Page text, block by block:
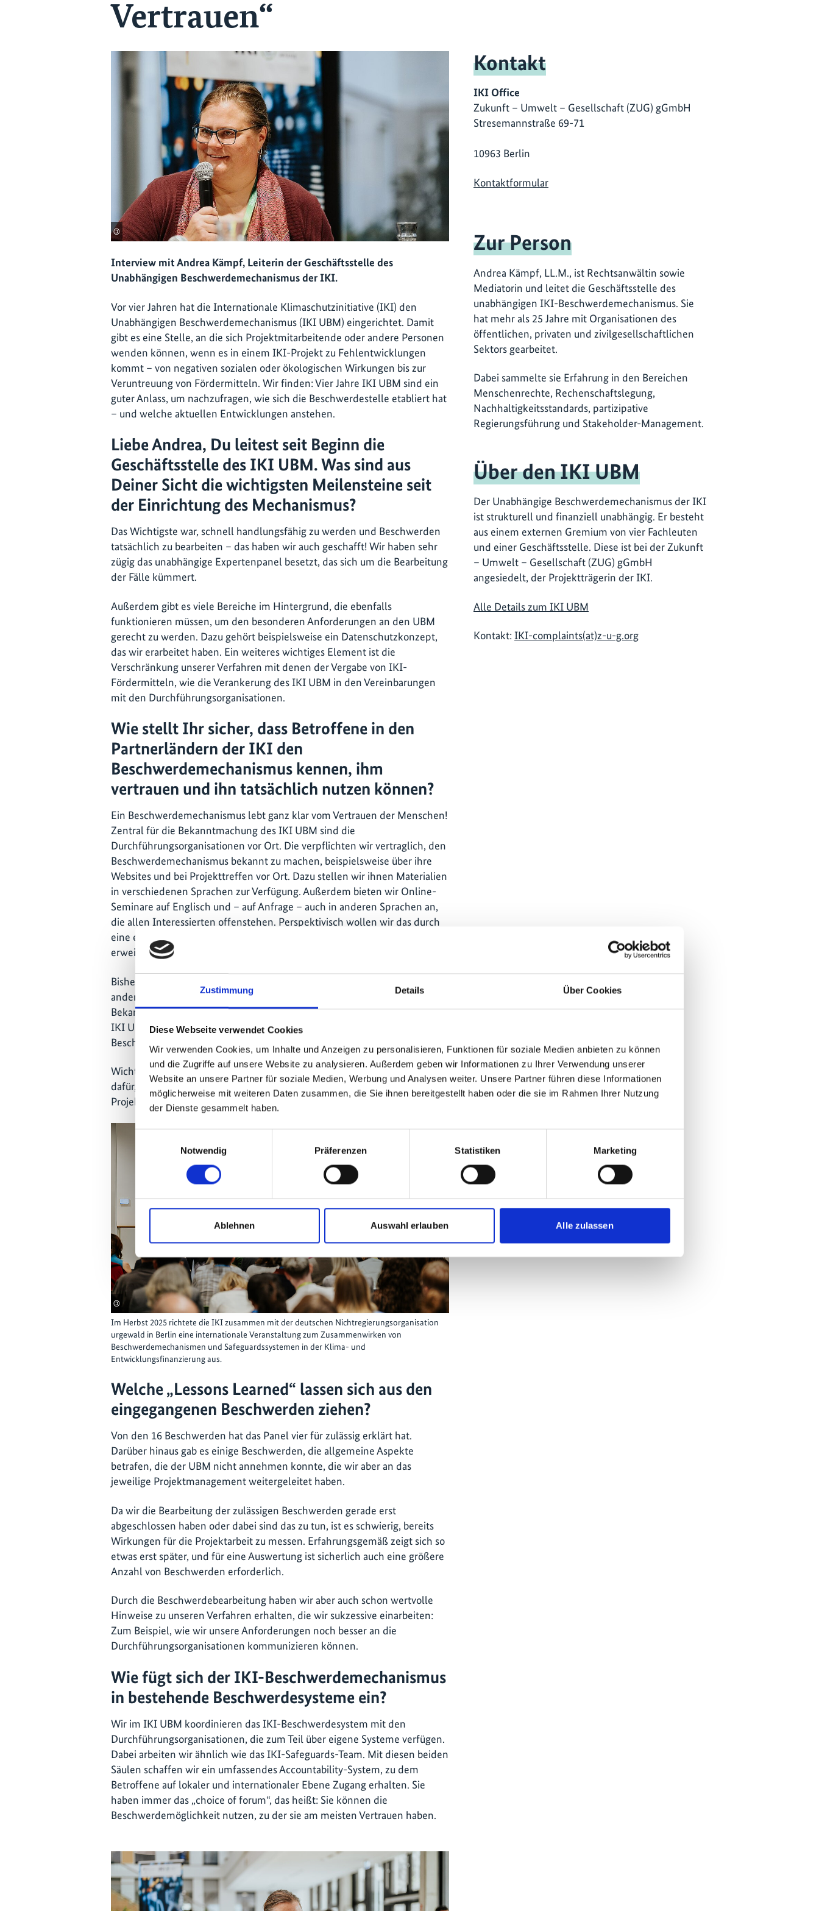
Zustimmung Details Über Cookies
Diese Webseite verwendet Cookies
Wir verwenden Cookies, um Inhalte und Anzeigen zu personalisieren, Funktionen für soziale Medien anbieten zu können
und die Zugriffe auf unsere Website zu analysieren. Außerdem geben wir Informationen zu Ihrer Verwendung unserer
Website an unsere Partner für soziale Medien, Werbung und Analysen weiter. Unsere Partner führen diese Informationen
möglicherweise mit weiteren Daten zusammen, die Sie ihnen bereitgestellt haben oder die sie im Rahmen Ihrer Nutzung
der Dienste gesammelt haben.
Notwendig
Präferenzen Statistiken Marketing
Ablehnen Auswahl erlauben Alle zulassen
Vertrauen“
©
Interview mit Andrea Kämpf, Leiterin der Geschäftsstelle des
Unabhängigen Beschwerdemechanismus der IKI.
Vor vier Jahren hat die Internationale Klimaschutzinitiative (IKI) den
Unabhängigen Beschwerdemechanismus (IKI UBM) eingerichtet. Damit
gibt es eine Stelle, an die sich Projektmitarbeitende oder andere Personen
wenden können, wenn es in einem IKI-Projekt zu Fehlentwicklungen
kommt – von negativen sozialen oder ökologischen Wirkungen bis zur
Veruntreuung von Fördermitteln. Wir finden: Vier Jahre IKI UBM sind ein
guter Anlass, um nachzufragen, wie sich die Beschwerdestelle etabliert hat
– und welche aktuellen Entwicklungen anstehen.
Liebe Andrea, Du leitest seit Beginn die
Geschäftsstelle des IKI UBM. Was sind aus
Deiner Sicht die wichtigsten Meilensteine seit
der Einrichtung des Mechanismus?
Das Wichtigste war, schnell handlungsfähig zu werden und Beschwerden
tatsächlich zu bearbeiten – das haben wir auch geschafft! Wir haben sehr
zügig das unabhängige Expertenpanel besetzt, das sich um die Bearbeitung
der Fälle kümmert.
Außerdem gibt es viele Bereiche im Hintergrund, die ebenfalls
funktionieren müssen, um den besonderen Anforderungen an den UBM
gerecht zu werden. Dazu gehört beispielsweise ein Datenschutzkonzept,
das wir erarbeitet haben. Ein weiteres wichtiges Element ist die
Verschränkung unserer Verfahren mit denen der Vergabe von IKI-
Fördermitteln, wie die Verankerung des IKI UBM in den Vereinbarungen
mit den Durchführungsorganisationen.
Wie stellt Ihr sicher, dass Betroffene in den
Partnerländern der IKI den
Beschwerdemechanismus kennen, ihm
vertrauen und ihn tatsächlich nutzen können?
Ein Beschwerdemechanismus lebt ganz klar vom Vertrauen der Menschen!
Zentral für die Bekanntmachung des IKI UBM sind die
Durchführungsorganisationen vor Ort. Die verpflichten wir vertraglich, den
Beschwerdemechanismus bekannt zu machen, beispielsweise über ihre
Websites und bei Projekttreffen vor Ort. Dazu stellen wir ihnen Materialien
in verschiedenen Sprachen zur Verfügung. Außerdem bieten wir Online-
Seminare auf Englisch und – auf Anfrage – auch in anderen Sprachen an,
die allen Interessierten offenstehen. Perspektivisch wollen wir das durch
eine eigene Öffentlichkeitsarbeit in den IKI-Schwerpunktländern
erweitern.
Bisher haben wir 16 Beschwerden erhalten. Das spricht, im Vergleich zu
anderen Beschwerdemechanismen, für einen ganz guten
Bekanntheitsgrad und eine gute Erreichbarkeit. Immerhin bearbeitet der
IKI UBM – nach einer einjährigen Aufbauphase – erst seit rund drei Jahren
Beschwerden.
Wichtig ist klar zu haben: Die Anzahl an Beschwerden ist keine Messgröße
dafür, dass etwas schiefläuft – sondern sie helfen allen Beteiligten, die
Projektarbeit zu verbessern.
©
Im Herbst 2025 richtete die IKI zusammen mit der deutschen Nichtregierungsorganisation
urgewald in Berlin eine internationale Veranstaltung zum Zusammenwirken von
Beschwerdemechanismen und Safeguardssystemen in der Klima- und
Entwicklungsfinanzierung aus.
Welche „Lessons Learned“ lassen sich aus den
eingegangenen Beschwerden ziehen?
Von den 16 Beschwerden hat das Panel vier für zulässig erklärt hat.
Darüber hinaus gab es einige Beschwerden, die allgemeine Aspekte
betrafen, die der UBM nicht annehmen konnte, die wir aber an das
jeweilige Projektmanagement weitergeleitet haben.
Da wir die Bearbeitung der zulässigen Beschwerden gerade erst
abgeschlossen haben oder dabei sind das zu tun, ist es schwierig, bereits
Wirkungen für die Projektarbeit zu messen. Erfahrungsgemäß zeigt sich so
etwas erst später, und für eine Auswertung ist sicherlich auch eine größere
Anzahl von Beschwerden erforderlich.
Durch die Beschwerdebearbeitung haben wir aber auch schon wertvolle
Hinweise zu unseren Verfahren erhalten, die wir sukzessive einarbeiten:
Zum Beispiel, wie wir unsere Anforderungen noch besser an die
Durchführungsorganisationen kommunizieren können.
Wie fügt sich der IKI-Beschwerdemechanismus
in bestehende Beschwerdesysteme ein?
Wir im IKI UBM koordinieren das IKI-Beschwerdesystem mit den
Durchführungsorganisationen, die zum Teil über eigene Systeme verfügen.
Dabei arbeiten wir ähnlich wie das IKI-Safeguards-Team. Mit diesen beiden
Säulen schaffen wir ein umfassendes Accountability-System, zu dem
Betroffene auf lokaler und internationaler Ebene Zugang erhalten. Sie
haben immer das „choice of forum“, das heißt: Sie können die
Beschwerdemöglichkeit nutzen, zu der sie am meisten Vertrauen haben.
Kontakt
IKI Office
Zukunft – Umwelt – Gesellschaft (ZUG) gGmbH
Stresemannstraße 69-71
10963 Berlin
Kontaktformular
Zur Person
Andrea Kämpf, LL.M., ist Rechtsanwältin sowie
Mediatorin und leitet die Geschäftsstelle des
unabhängigen IKI-Beschwerdemechanismus. Sie
hat mehr als 25 Jahre mit Organisationen des
öffentlichen, privaten und zivilgesellschaftlichen
Sektors gearbeitet.
Dabei sammelte sie Erfahrung in den Bereichen
Menschenrechte, Rechenschaftslegung,
Nachhaltigkeitsstandards, partizipative
Regierungsführung und Stakeholder-Management.
Über den IKI UBM
Der Unabhängige Beschwerdemechanismus der IKI
ist strukturell und finanziell unabhängig. Er besteht
aus einem externen Gremium von vier Fachleuten
und einer Geschäftsstelle. Diese ist bei der Zukunft
– Umwelt – Gesellschaft (ZUG) gGmbH
angesiedelt, der Projektträgerin der IKI.
Alle Details zum IKI UBM
Kontakt:IKI-complaints(at)z-u-g.org